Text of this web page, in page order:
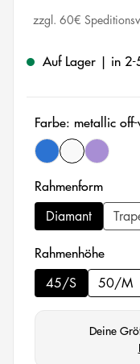
zzgl. 60€
Auf Lager | in 2-
Farbe: metallic
saphire black/
metallic off-
dark
Rahmenform
Diamant
Rahmenhöhe
45/S 50/M
Deine